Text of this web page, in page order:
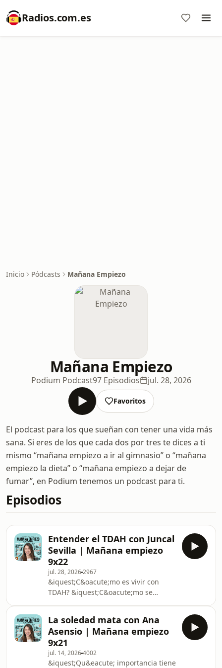
Radios.com.es
Inicio Pódcasts Mañana Empiezo
Mañana Empiezo
Podium Podcast97 Episodios jul. 28, 2026
Favoritos
El podcast para los que sueñan con tener una vida más
sana. Si eres de los que cada dos por tres te dices a ti
mismo “mañana empiezo a ir al gimnasio” o “mañana
empiezo la dieta” o “mañana empiezo a dejar de
fumar”, en Podium tenemos un podcast para ti.
Episodios
Entender el TDAH con Juncal
Sevilla | Mañana empiezo
9x22
jul. 28, 20262967
&iquest;C&oacute;mo es vivir con
TDAH? &iquest;C&oacute;mo se
un diagn&oacute;stico a partir de sus
hijos? &iquest;Qu&eacute;
peque&ntilde;os gestos pueden hacer
m&aacute;s f&aacute;cil la vida a una
persona con TDAH? Durante
La soledad mata con Ana
Asensio | Mañana empiezo
9x21
jul. 14, 20264002
&iquest;Qu&eacute; importancia tiene